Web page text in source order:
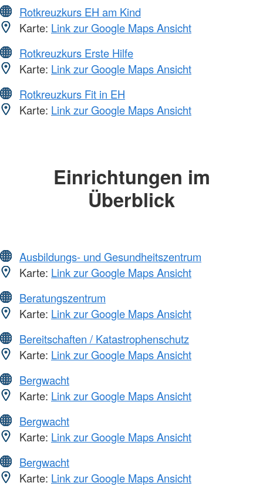
Rotkreuzkurs EH am Kind
Karte: Link zur Google Maps Ansicht
Rotkreuzkurs Erste Hilfe
Karte: Link zur Google Maps Ansicht
Rotkreuzkurs Fit in EH
Karte: Link zur Google Maps Ansicht
Einrichtungen im
Überblick
Ausbildungs- und Gesundheitszentrum
Karte: Link zur Google Maps Ansicht
Beratungszentrum
Karte: Link zur Google Maps Ansicht
Bereitschaften / Katastrophenschutz
Karte: Link zur Google Maps Ansicht
Bergwacht
Karte: Link zur Google Maps Ansicht
Bergwacht
Karte: Link zur Google Maps Ansicht
Bergwacht
Karte: Link zur Google Maps Ansicht